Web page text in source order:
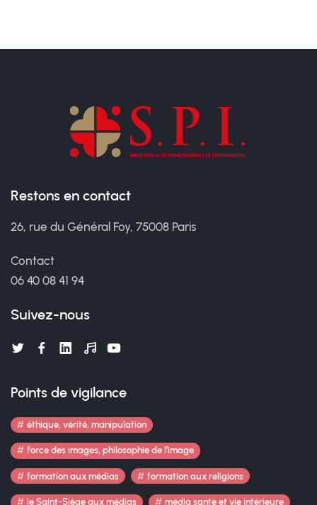
Restons en contact
26, rue du Général Foy, 75008 Paris
Contact
06 40 08 41 94
Suivez-nous
Points de vigilance
éthique, vérité, manipulation
force des images, philosophie de l’image
formation aux médias formation aux religions
le Saint-Siège aux médias média santé et vie intérieure